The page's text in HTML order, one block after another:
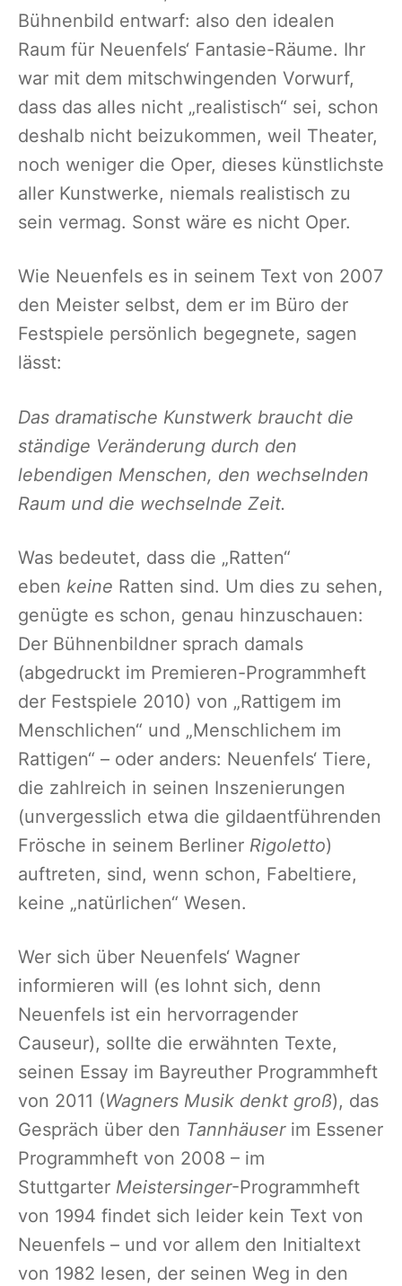
Bühnenbild entwarf: also den idealen
Raum für Neuenfels‘ Fantasie-Räume. Ihr
war mit dem mitschwingenden Vorwurf,
dass das alles nicht „realistisch“ sei, schon
deshalb nicht beizukommen, weil Theater,
noch weniger die Oper, dieses künstlichste
aller Kunstwerke, niemals realistisch zu
sein vermag. Sonst wäre es nicht Oper.
Wie Neuenfels es in seinem Text von 2007
den Meister selbst, dem er im Büro der
Festspiele persönlich begegnete, sagen
lässt:
Das dramatische Kunstwerk braucht die
ständige Veränderung durch den
lebendigen Menschen, den wechselnden
Raum und die wechselnde Zeit.
Was bedeutet, dass die „Ratten“
eben keine Ratten sind. Um dies zu sehen,
genügte es schon, genau hinzuschauen:
Der Bühnenbildner sprach damals
(abgedruckt im Premieren-Programmheft
der Festspiele 2010) von „Rattigem im
Menschlichen“ und „Menschlichem im
Rattigen“ – oder anders: Neuenfels‘ Tiere,
die zahlreich in seinen Inszenierungen
(unvergesslich etwa die gildaentführenden
Frösche in seinem Berliner Rigoletto)
auftreten, sind, wenn schon, Fabeltiere,
keine „natürlichen“ Wesen.
Wer sich über Neuenfels‘ Wagner
informieren will (es lohnt sich, denn
Neuenfels ist ein hervorragender
Causeur), sollte die erwähnten Texte,
seinen Essay im Bayreuther Programmheft
von 2011 (Wagners Musik denkt groß), das
Gespräch über den Tannhäuserim Essener
Programmheft von 2008 – im
Stuttgarter Meistersinger-Programmheft
von 1994 findet sich leider kein Text von
Neuenfels – und vor allem den Initialtext
von 1982 lesen, der seinen Weg in den